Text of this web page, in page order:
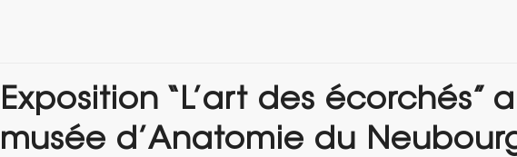
Exposition “L’art des écorchés”
musée d’Anatomie du